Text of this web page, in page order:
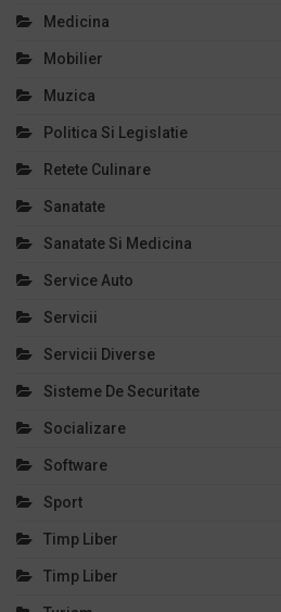
Medicina
Mobilier
Muzica
Politica Si Legislatie
Retete Culinare
Sanatate
Sanatate Si Medicina
Service Auto
Servicii
Servicii Diverse
Sisteme De Securitate
Socializare
Software
Sport
Timp Liber
Timp Liber